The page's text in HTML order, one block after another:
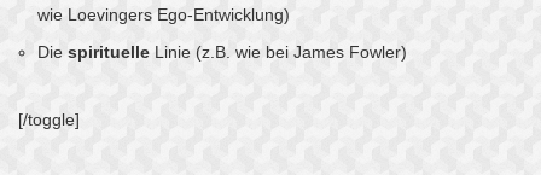
wie Loevingers Ego-Entwicklung)
Die spirituelle Linie (z.B. wie bei James Fowler)
[/toggle]